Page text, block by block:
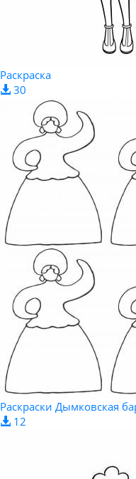
Раскраска
30
Раскраски Дымковская
12